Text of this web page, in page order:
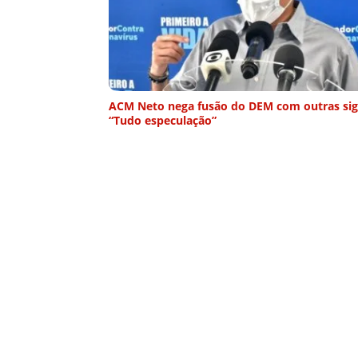
ACM Neto nega fusão do DEM com outras
“Tudo especulação”